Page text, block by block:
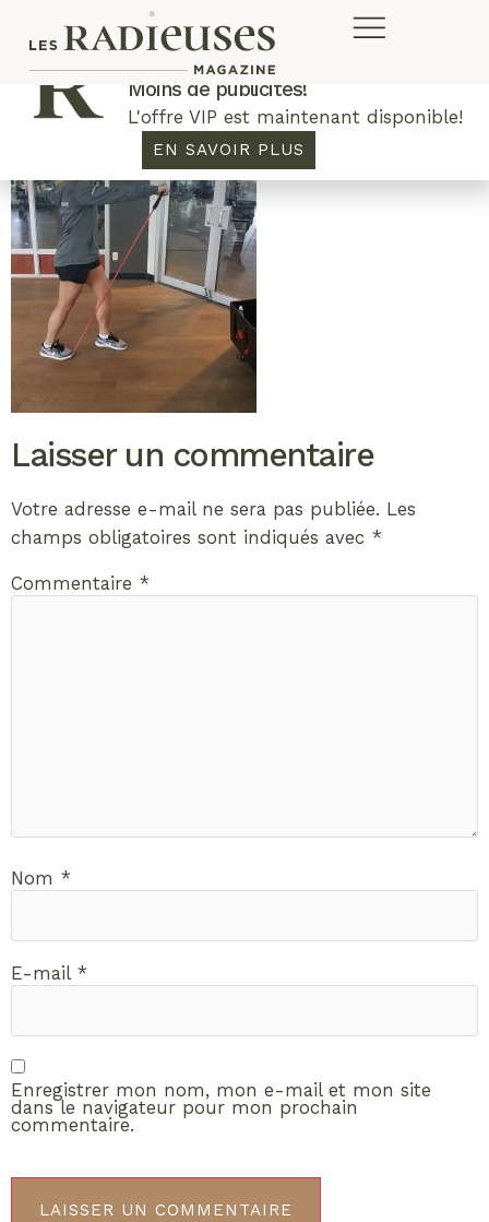
Laisser un commentaire
Votre adresse e-mail ne sera pas publiée. Les
champs obligatoires sont indiqués avec *
Commentaire *
Nom *
E-mail *
Enregistrer mon nom, mon e-mail et mon site
dans le navigateur pour mon prochain
commentaire.
Plus de concours. Plus de rabais.
Moins de publicités!
L'offre VIP est maintenant disponible!
EN SAVOIR PLUS